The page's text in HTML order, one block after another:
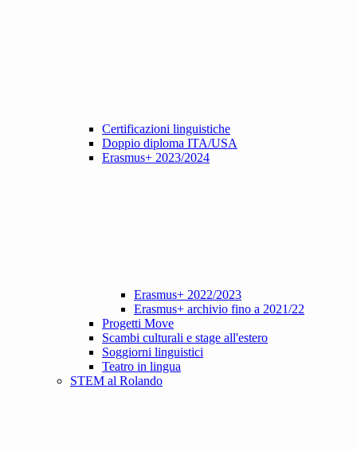
Certificazioni linguistiche
Doppio diploma ITA/USA
Erasmus+ 2023/2024
Erasmus+ 2022/2023
Erasmus+ archivio fino a 2021/22
Progetti Move
Scambi culturali e stage all'estero
Soggiorni linguistici
Teatro in lingua
STEM al Rolando